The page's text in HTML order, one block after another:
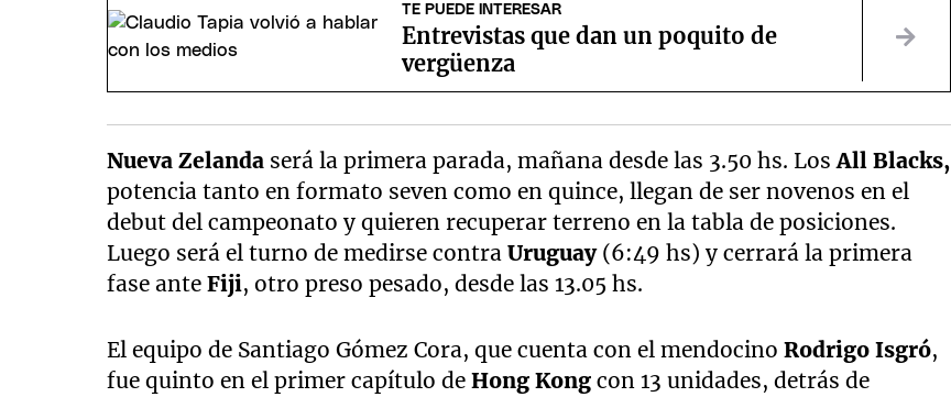
TE PUEDE INTERESAR
Entrevistas que dan un poquito de
vergüenza
Nueva Zelanda será la primera parada, mañana desde las 3.50 hs. Los All Blacks,
potencia tanto en formato seven como en quince, llegan de ser novenos en el
debut del campeonato y quieren recuperar terreno en la tabla de posiciones.
Luego será el turno de medirse contraUruguay (6:49 hs) y cerrará la primera
fase anteFiji, otro preso pesado, desde las 13.05 hs.
El equipo de Santiago Gómez Cora, que cuenta con el mendocinoRodrigo Isgró,
fue quinto en el primer capítulo deHong Kong con 13 unidades, detrás de